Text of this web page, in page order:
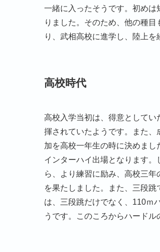
一緒に入ったそうです。初め
りました。そのため、他の種
り、武相高校に進学し、陸上を
高校時代
高校入学当初は、得意として
揮されていたようです。また
加を高校一年生の時に決めま
インターハイ出場となります
ら、より練習に励み、高校三
を果たしました。また、三段
は、三段跳だけでなく、110ｍ
うです。このころからハードル